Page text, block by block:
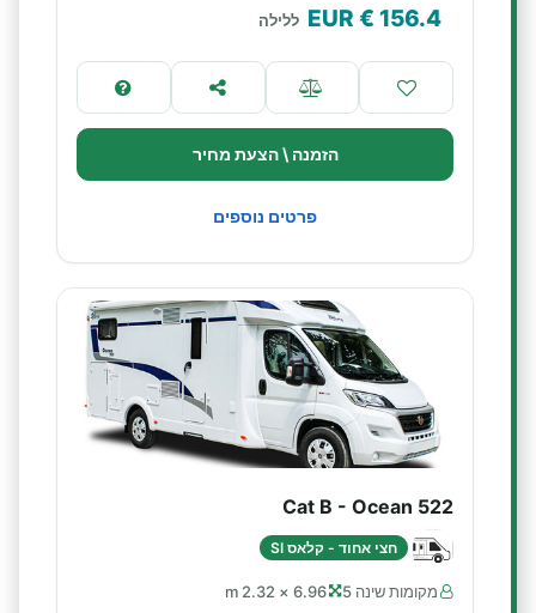
156.4
€ EUR ללילה
הזמנה \ הצעת מחיר
פרטים נוספים
Cat B - Ocean 522
חצי אחוד - קלאס SI
מקומות שינה 5 6.96 × 2.32 m